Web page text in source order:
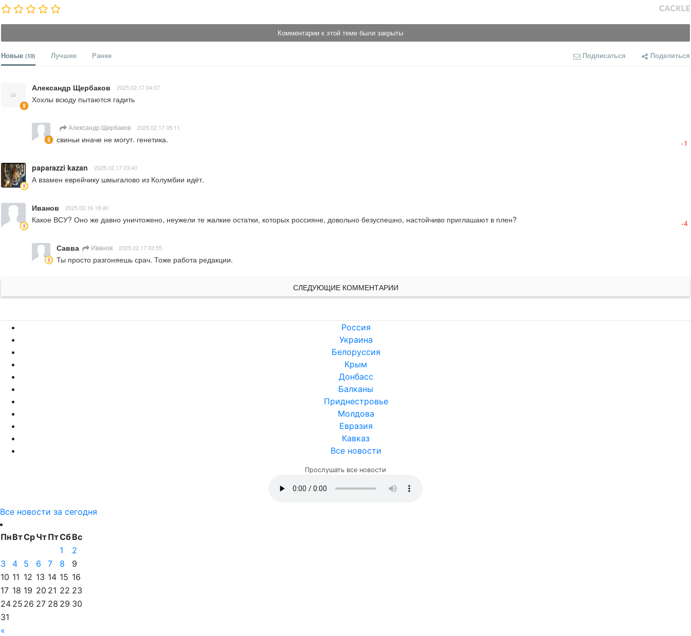
Комментарии к этой теме были закрыты
Новые (10) Лучшие Ранее Подписаться Поделиться
Александр Щербаков 2025.02.17 04:07
Хохлы всюду пытаются гадить
Александр Щербаков 2025.02.17 05:11
свиньи иначе не могут. генетика. -1
paparazzi kazan 2025.02.17 03:40
А взамен еврейчику шмыгалово из Колумбии идёт.
Иванов 2025.02.16 18:40
Какое ВСУ? Оно же давно уничтожено, неужели те жалкие остатки, которых россияне, довольно безуспешно, настойчиво приглашают в плен? -4
Савва Иванов 2025.02.17 03:55
Ты просто разгоняешь срач. Тоже работа редакции.
СЛЕДУЮЩИЕ КОММЕНТАРИИ
Россия
Украина
Белоруссия
Крым
Донбасс
Балканы
Приднестровье
Молдова
Евразия
Кавказ
Все новости
Прослушать все новости
Все новости за сегодня
ПнВтСрЧтПтСбВс
«
1
2
3
4 5 6 7 8
9
10 11 12 13 14 15 16
17 18 19 20 21 22 23
24 25 26 27 28 29 30
31